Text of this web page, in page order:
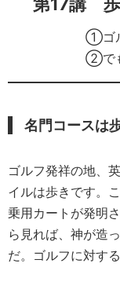
①ゴ
②で
名門コースは
ゴルフ発祥の地、
イルは歩きです。
乗用カートが発明さ
ら見れば、神が造
だ。ゴルフに対す